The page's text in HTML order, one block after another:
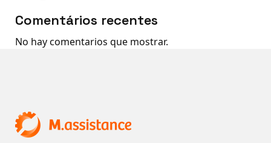
Comentários recentes
No hay comentarios que mostrar.